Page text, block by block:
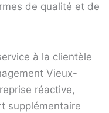
de qualité et de
à la clientèle
Vieux-
réactive,
supplémentaire